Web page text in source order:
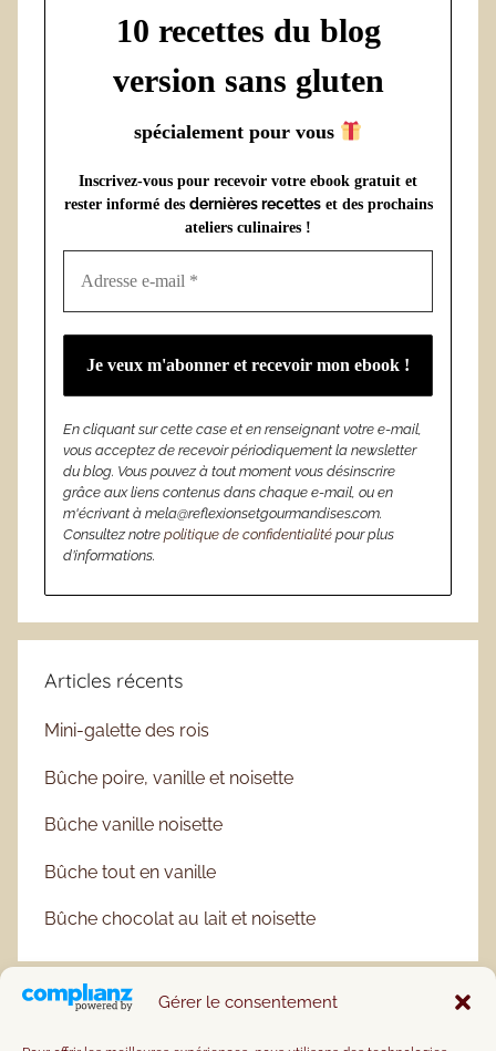
Gérer le consentement
10 recettes du blog
version sans gluten
spécialement pour vous
Inscrivez-vous pour recevoir votre ebook gratuit et
rester informé des dernières recettes et des prochains
ateliers culinaires !
En cliquant sur cette case et en renseignant votre e-mail,
vous acceptez de recevoir périodiquement la newsletter
du blog. Vous pouvez à tout moment vous désinscrire
grâce aux liens contenus dans chaque e-mail, ou en
m'écrivant à mela@reflexionsetgourmandises.com.
Consultez notre politique de confidentialité pour plus
d’informations.
Articles récents
Mini-galette des rois
Bûche poire, vanille et noisette
Bûche vanille noisette
Bûche tout en vanille
Bûche chocolat au lait et noisette